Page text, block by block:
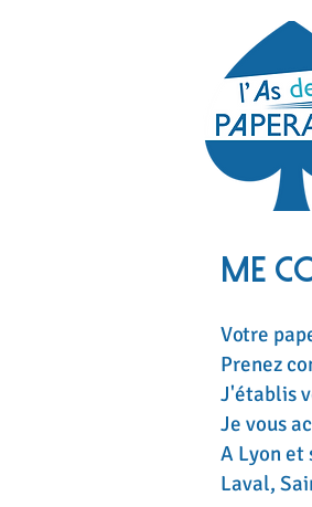
Me
Votre
Prenez
J'établis
Je vous
A Lyon et
Laval,